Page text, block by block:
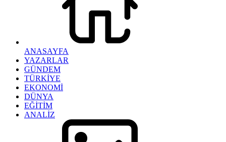
ANASAYFA
YAZARLAR
GÜNDEM
TÜRKİYE
EKONOMİ
DÜNYA
EĞİTİM
ANALİZ